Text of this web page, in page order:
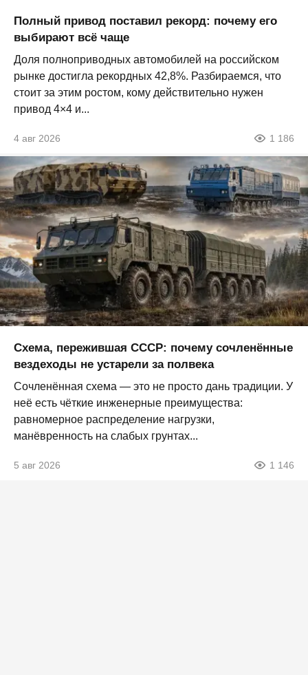
Полный привод поставил рекорд: почему его
выбирают всё чаще
Доля полноприводных автомобилей на российском
рынке достигла рекордных 42,8%. Разбираемся, что
стоит за этим ростом, кому действительно нужен
привод 4×4 и...
4 авг 2026 1 186
Схема, пережившая СССР: почему сочленённые
вездеходы не устарели за полвека
Сочленённая схема — это не просто дань традиции. У
неё есть чёткие инженерные преимущества:
равномерное распределение нагрузки,
манёвренность на слабых грунтах...
5 авг 2026 1 146